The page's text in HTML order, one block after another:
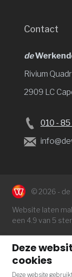
Contact
de
Rivium
2909 LC
010 -
© 2026 -
Website laten
een 4.9 van 5
Deze
cookies
Deze website